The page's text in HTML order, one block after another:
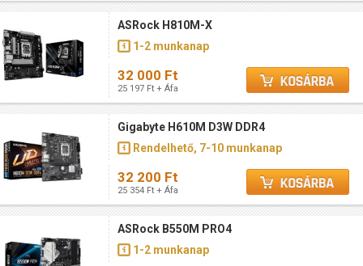
ASRock H810M-X
1-2 munkanap
32 000 Ft
25 197 Ft + Áfa
Gigabyte H610M D3W DDR4
Rendelhető, 7-10 munkanap
32 200 Ft
25 354 Ft + Áfa
ASRock B550M PRO4
1-2 munkanap